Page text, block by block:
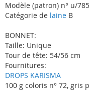
Modèle (patron) n° u/785
Catégorie de laine B
BONNET:
Taille: Unique
Tour de tête: 54/56 cm
Fournitures:
DROPS KARISMA
100 g coloris n° 72, gris